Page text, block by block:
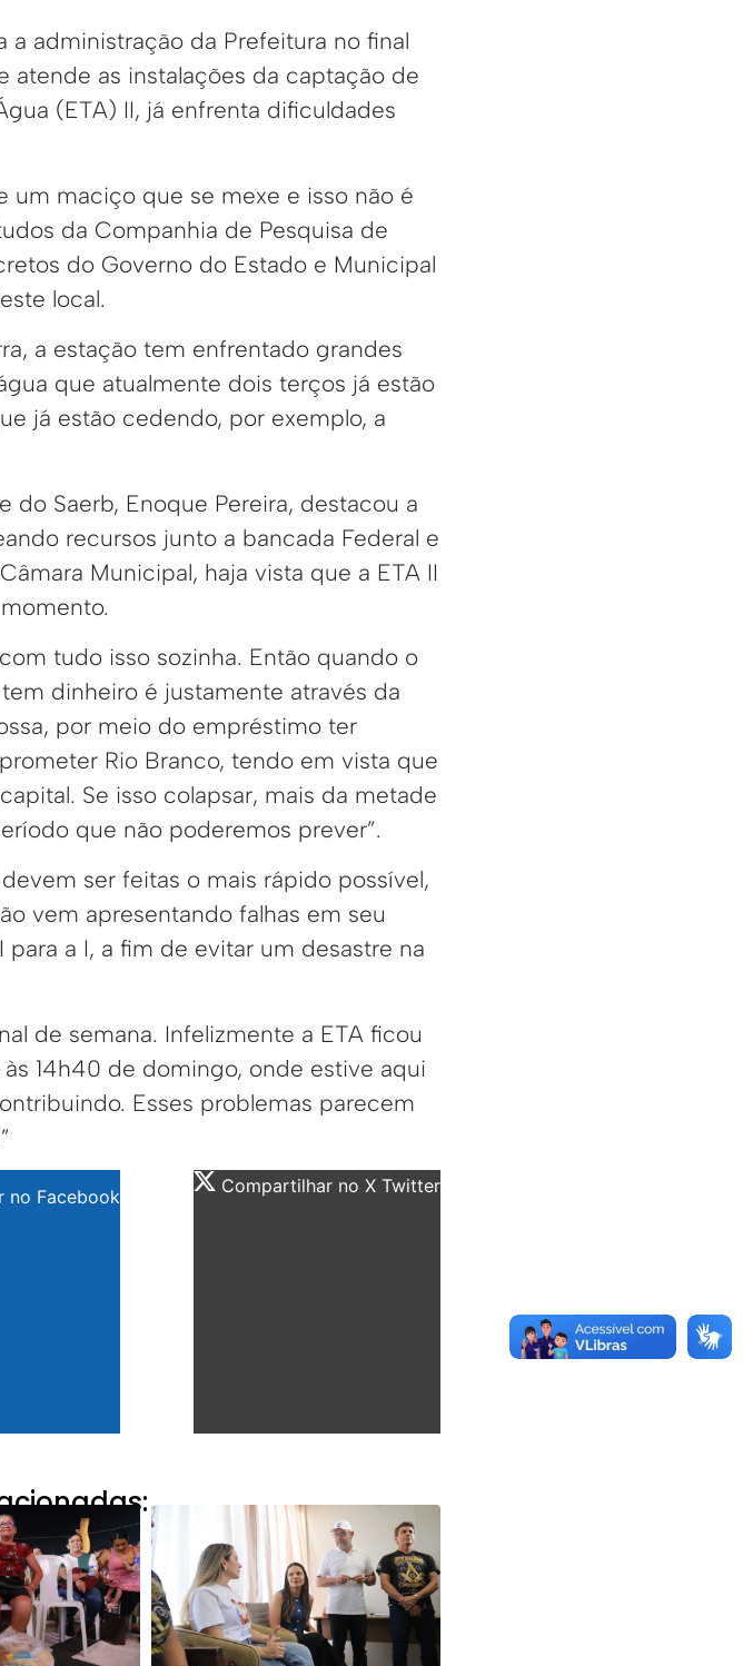
a administração da Prefeitura no final
atende as instalações da captação de
(ETA) II, já enfrenta dificuldades
um maciço que se mexe e isso não é
da Companhia de Pesquisa de
do Governo do Estado e Municipal
local.
a estação tem enfrentado grandes
que atualmente dois terços já estão
já estão cedendo, por exemplo, a
Saerb, Enoque Pereira, destacou a
recursos junto a bancada Federal e
Municipal, haja vista que a ETA II
tudo isso sozinha. Então quando o
dinheiro é justamente através da
por meio do empréstimo ter
Rio Branco, tendo em vista que
Se isso colapsar, mais da metade
que não poderemos prever”.
ser feitas o mais rápido possível,
vem apresentando falhas em seu
a I, a fim de evitar um desastre na
de semana. Infelizmente a ETA ficou
14h40 de domingo, onde estive aqui
Esses problemas parecem
no Facebook Compartilhar no X Twitter